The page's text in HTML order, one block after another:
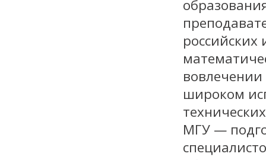
российских
вовлечении
широком
МГУ —